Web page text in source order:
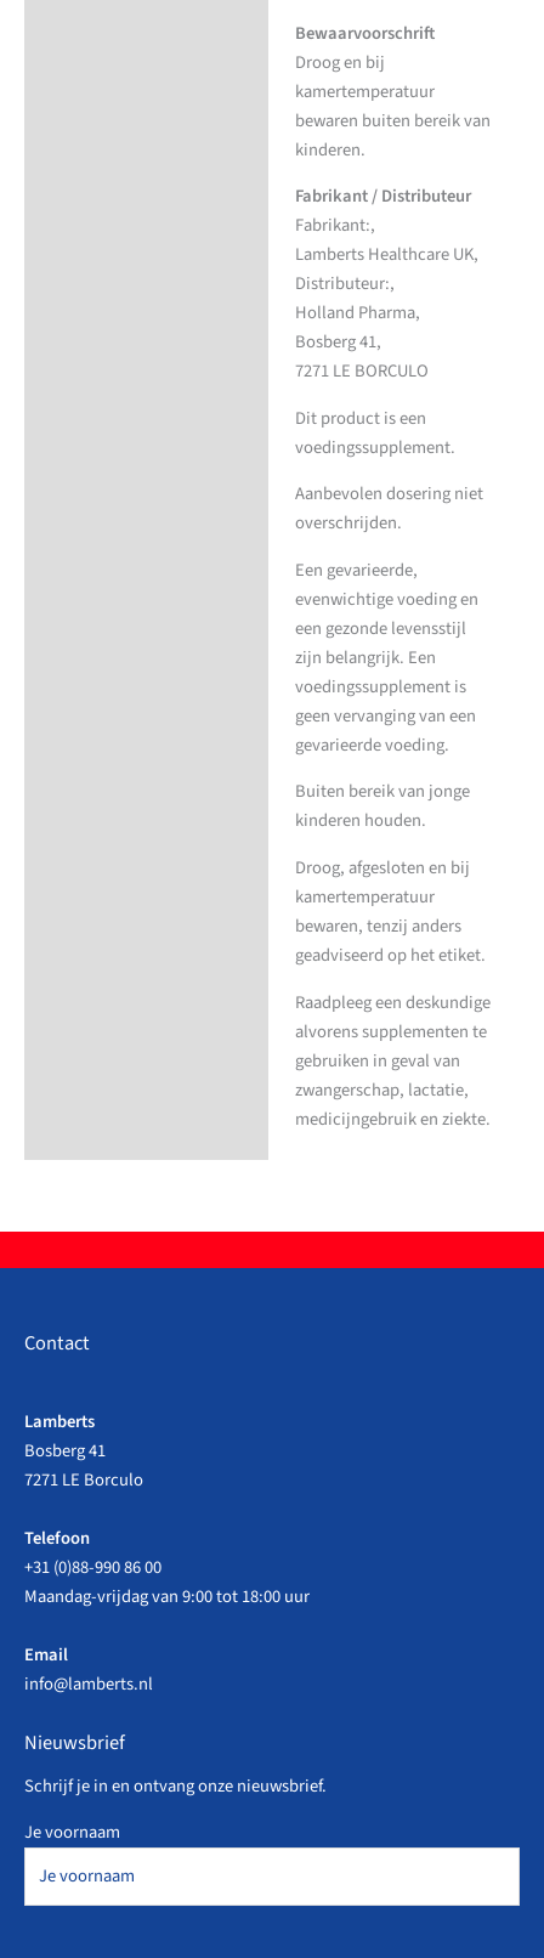
Bewaarvoorschrift
Droog en bij
kamertemperatuur
bewaren buiten bereik van
kinderen.
Fabrikant / Distributeur
Fabrikant:,
Lamberts Healthcare UK,
Distributeur:,
Holland Pharma,
Bosberg 41,
7271 LE BORCULO
Dit product is een
voedingssupplement.
Aanbevolen dosering niet
overschrijden.
Een gevarieerde,
evenwichtige voeding en
een gezonde levensstijl
zijn belangrijk. Een
voedingssupplement is
geen vervanging van een
gevarieerde voeding.
Buiten bereik van jonge
kinderen houden.
Droog, afgesloten en bij
kamertemperatuur
bewaren, tenzij anders
geadviseerd op het etiket.
Raadpleeg een deskundige
alvorens supplementen te
gebruiken in geval van
zwangerschap, lactatie,
medicijngebruik en ziekte.
Contact
Lamberts
Bosberg 41
7271 LE Borculo
Telefoon
+31 (0)88-990 86 00
Maandag-vrijdag van 9:00 tot 18:00 uur
Email
info@lamberts.nl
Nieuwsbrief
Schrijf je in en ontvang onze nieuwsbrief.
Je voornaam